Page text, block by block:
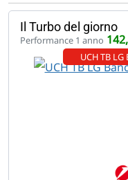
Il Turbo del giorno
Performance 1 anno
UCH TB